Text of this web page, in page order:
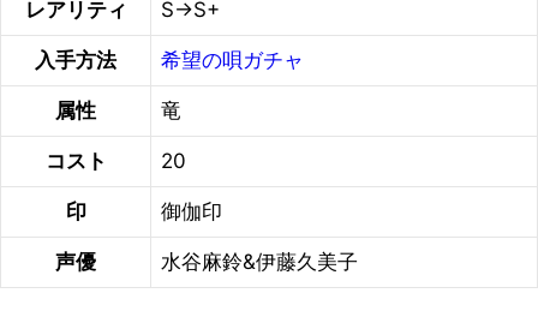
レアリティ S→S+
入手方法 希望の唄ガチャ
属性 竜
コスト 20
印 御伽印
声優 水谷麻鈴&伊藤久美子